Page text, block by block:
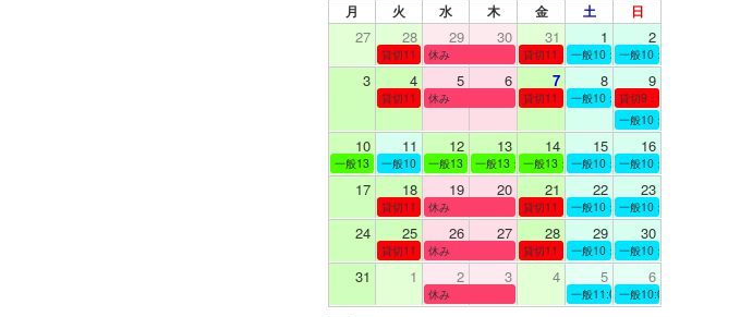
月 火 水 木 金 土 日
27 28 29 30 31 1 2
貸切11：00～12：00
休み 貸切11：00～12：00
一般10：00～19：00一般10：00～19：00
3 4 5 6 7 8 9
貸切11：00～12：00
休み 貸切11：00～12：00
一般10：00～19：00
貸切9：00～10：00
一般10：00～19：00
10 11 12 13 14 15 16
一般13：00～19：00
一般10：00～19：00
一般13：00～19：00
一般13：00～19：00
一般13：00～19：00
一般10：00～19：00一般10：00～19：00
17 18 19 20 21 22 23
貸切11：00～12：00
休み 貸切11：00～13：00
一般10：00～19：00一般10：00～19：00
24 25 26 27 28 29 30
貸切11：00～12：00
休み 貸切11：00～12：00
一般10：00～19：00一般10：00～19：00
31 1 2 3 4 5 6
休み 一般11:00～19:00一般10:00～19:00